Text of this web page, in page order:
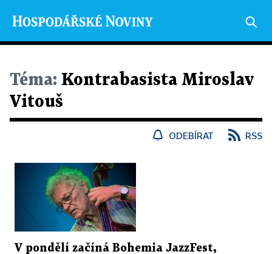
Téma: Kontrabasista Miroslav
Vitouš
ODEBÍRAT RSS
V pondělí začíná Bohemia JazzFest,